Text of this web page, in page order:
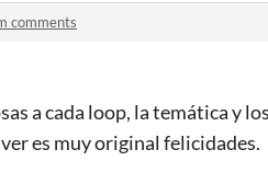
comments
a cada loop, la temática y los
es muy original felicidades.